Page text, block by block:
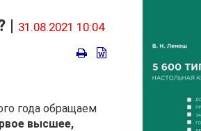
| 31.08.2021 10:04
года обращаем
высшее,